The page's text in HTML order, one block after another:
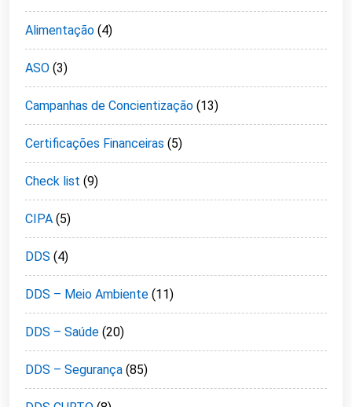
Alimentação (4)
ASO (3)
Campanhas de Concientização (13)
Certificações Financeiras (5)
Check list (9)
CIPA (5)
DDS (4)
DDS – Meio Ambiente (11)
DDS – Saúde (20)
DDS – Segurança (85)